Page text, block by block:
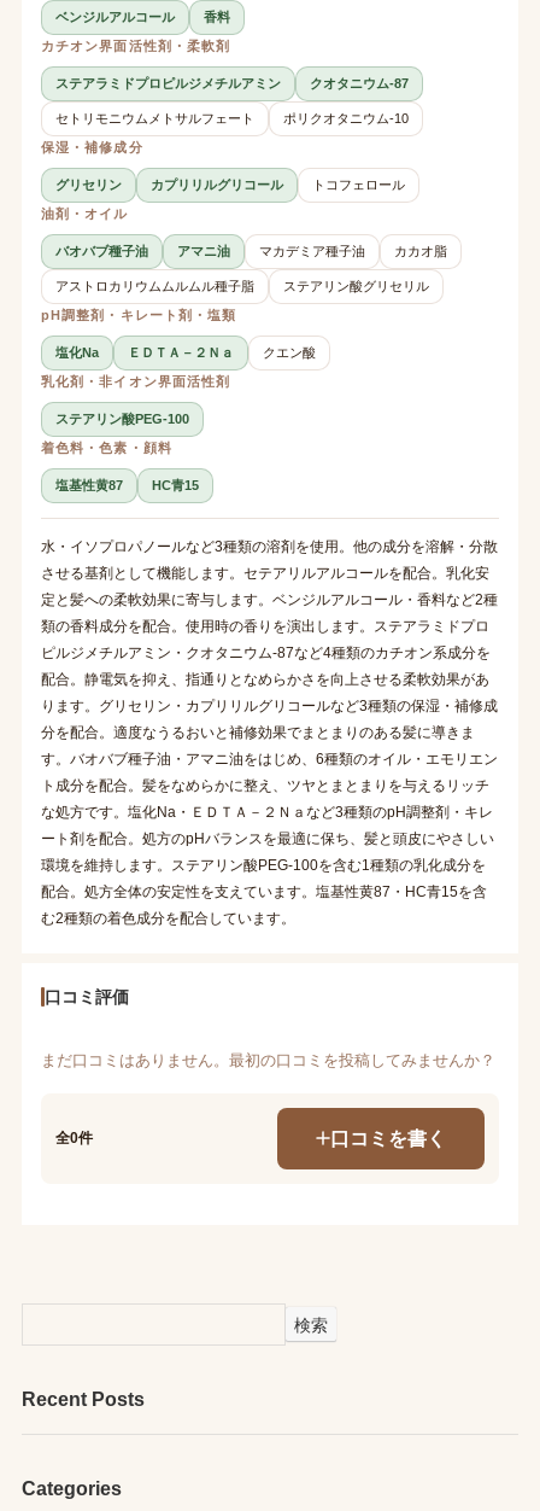
ベンジルアルコール
香料
カチオン界面活性剤・柔軟剤
ステアラミドプロピルジメチルアミン クオタニウム-87
セトリモニウムメトサルフェート
ポリクオタニウム-10
保湿・補修成分
グリセリン カプリリルグリコール
トコフェロール
油剤・オイル
バオバブ種子油 アマニ油 マカデミア種子油 カカオ脂
アストロカリウムムルムル種子脂
ステアリン酸グリセリル
pH調整剤・キレート剤・塩類
塩化Na ＥＤＴＡ－２Ｎａ
クエン酸
乳化剤・非イオン界面活性剤
ステアリン酸PEG-100
着色料・色素・顔料
塩基性黄87 HC青15
水・イソプロパノールなど3種類の溶剤を使用。他の成分を溶解・分散
させる基剤として機能します。セテアリルアルコールを配合。乳化安
定と髪への柔軟効果に寄与します。ベンジルアルコール・香料など2種
類の香料成分を配合。使用時の香りを演出します。ステアラミドプロ
ピルジメチルアミン・クオタニウム-87など4種類のカチオン系成分を
配合。静電気を抑え、指通りとなめらかさを向上させる柔軟効果があ
ります。グリセリン・カプリリルグリコールなど3種類の保湿・補修成
分を配合。適度なうるおいと補修効果でまとまりのある髪に導きま
す。バオバブ種子油・アマニ油をはじめ、6種類のオイル・エモリエン
ト成分を配合。髪をなめらかに整え、ツヤとまとまりを与えるリッチ
な処方です。塩化Na・ＥＤＴＡ－２Ｎａなど3種類のpH調整剤・キレ
ート剤を配合。処方のpHバランスを最適に保ち、髪と頭皮にやさしい
環境を維持します。ステアリン酸PEG-100を含む1種類の乳化成分を
配合。処方全体の安定性を支えています。塩基性黄87・HC青15を含
む2種類の着色成分を配合しています。
口コミ評価
まだ口コミはありません。最初の口コミを投稿してみませんか？
全0件 口コミを書く
検索
Recent Posts
Categories